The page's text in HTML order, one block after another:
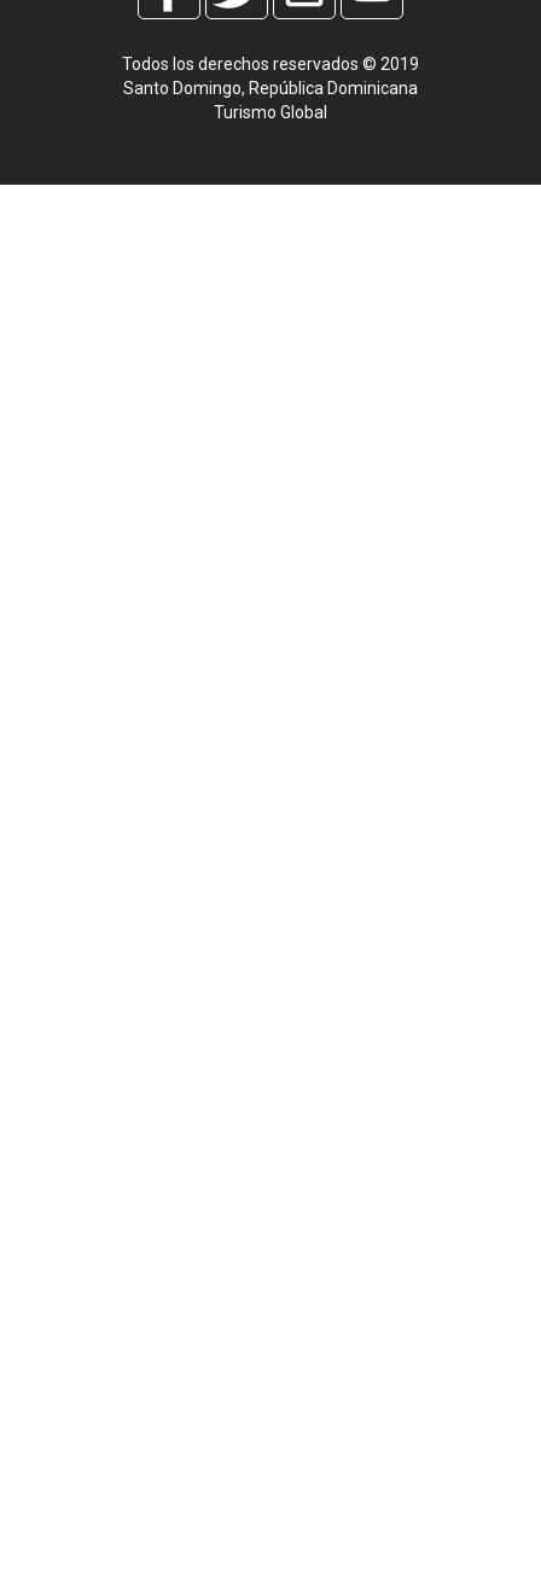
Todos los derechos reservados © 2019
Santo Domingo, República Dominicana
Turismo Global